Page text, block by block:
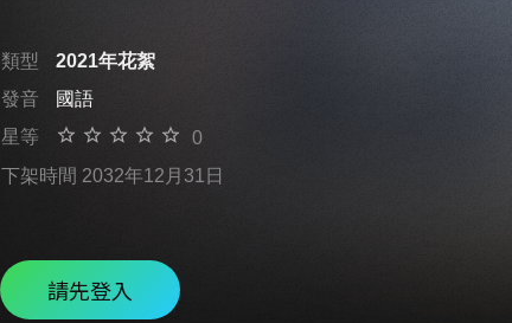
類型
2021年花絮
發音
國語
星等
0
下架時間 2032年12月31日
請先登入